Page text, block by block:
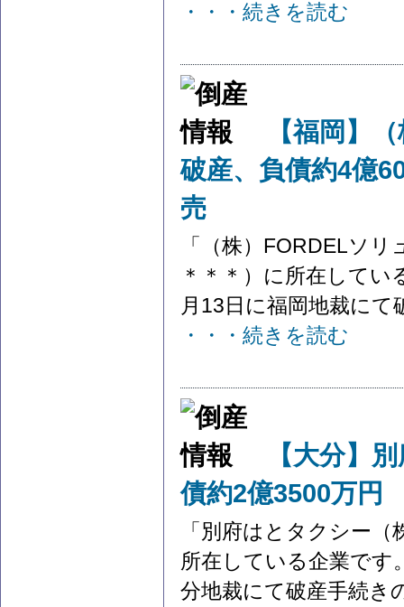
・・・続きを読む
【福岡】
破産、負債約4億
売
「（株）FORDELソ
＊＊＊）に所在して
月13日に福岡地裁にて
・・・続きを読む
【大分】
債約2億3500万円
「別府はとタクシー
所在している企業で
分地裁にて破産手続き